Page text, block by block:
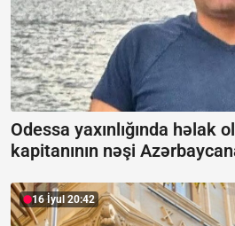
Odessa yaxınlığında həlak
kapitanının nəşi
16 İyul 20:42